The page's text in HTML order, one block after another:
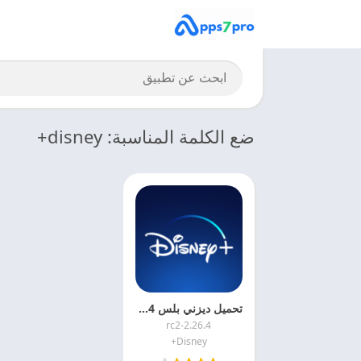
ضع الكلمة المناسبة: disney+
تحميل ديزني بلس 2024 Disney + APK اخر اصدار
2.26.4-rc2
Disney+